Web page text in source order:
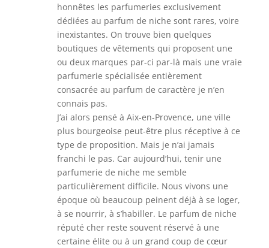
honnêtes les parfumeries exclusivement
dédiées au parfum de niche sont rares, voire
inexistantes. On trouve bien quelques
boutiques de vêtements qui proposent une
ou deux marques par-ci par-là mais une vraie
parfumerie spécialisée entièrement
consacrée au parfum de caractère je n’en
connais pas.
J’ai alors pensé à Aix-en-Provence, une ville
plus bourgeoise peut-être plus réceptive à ce
type de proposition. Mais je n’ai jamais
franchi le pas. Car aujourd’hui, tenir une
parfumerie de niche me semble
particulièrement difficile. Nous vivons une
époque où beaucoup peinent déjà à se loger,
à se nourrir, à s’habiller. Le parfum de niche
réputé cher reste souvent réservé à une
certaine élite ou à un grand coup de cœur